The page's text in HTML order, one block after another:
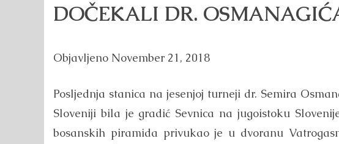
DOČEKALI DR.
Objavljeno November 21, 2018
Posljednja stanica na jesenjoj turneji dr. Semira
Sloveniji bila je gradić Sevnica na jugoistoku
bosanskih piramida privukao je u dvoranu